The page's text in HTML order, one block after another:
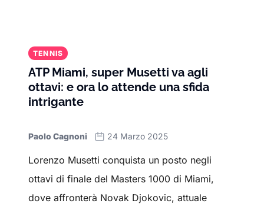
TENNIS
ATP Miami, super Musetti va agli
ottavi: e ora lo attende una sfida
intrigante
Paolo Cagnoni 24 Marzo 2025
Lorenzo Musetti conquista un posto negli
ottavi di finale del Masters 1000 di Miami,
dove affronterà Novak Djokovic, attuale